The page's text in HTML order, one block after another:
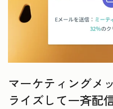
マーケティングメ
ライズして一斉配